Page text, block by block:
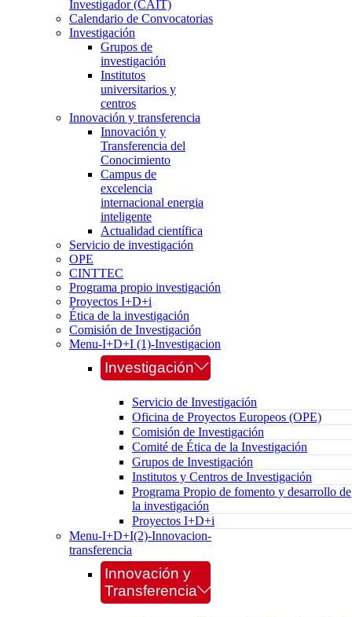
Investigador (CAIT)
Calendario de Convocatorias
Investigación
Grupos de
investigación
Institutos
universitarios y
centros
Innovación y transferencia
Innovación y
Transferencia del
Conocimiento
Campus de
excelencia
internacional energia
inteligente
Actualidad científica
Servicio de investigación
OPE
CINTTEC
Programa propio investigación
Proyectos I+D+i
Ética de la investigación
Comisión de Investigación
Menu-I+D+I (1)-Investigacion
Investigación
Servicio de Investigación
Oficina de Proyectos Europeos (OPE)
Comisión de Investigación
Comité de Ética de la Investigación
Grupos de Investigación
Institutos y Centros de Investigación
Programa Propio de fomento y desarrollo de
la investigación
Proyectos I+D+i
Menu-I+D+I(2)-Innovacion-
transferencia
Innovación y
Transferencia